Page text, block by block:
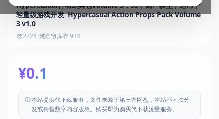
Hypercasual行动道具包Volume 3：53个高产模型，适用于
轻量级游戏开发|Hypercasual Action Props Pack Volume
3 v1.0
2228 浏览 库存 934
¥0.1
本站提供代下载服务，文件来源于第三方网盘，本站不直接分
发或销售数字内容版权。购买即为购买代下载流量服务。